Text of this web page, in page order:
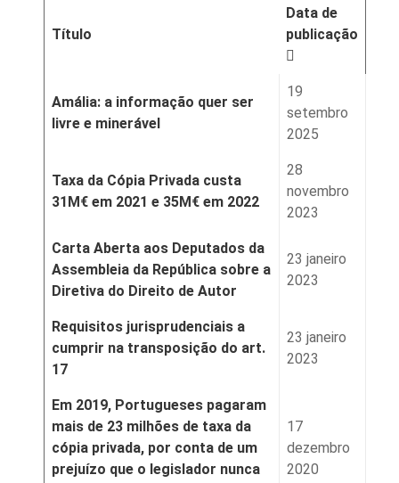
Título
Data de
publicação
Amália: a informação quer ser
livre e minerável
19
setembro
2025
Taxa da Cópia Privada custa
31M€ em 2021 e 35M€ em 2022
28
novembro
2023
Carta Aberta aos Deputados da
Assembleia da República sobre a
Diretiva do Direito de Autor
23 janeiro
2023
Requisitos jurisprudenciais a
cumprir na transposição do art.
17
23 janeiro
2023
Em 2019, Portugueses pagaram
mais de 23 milhões de taxa da
cópia privada, por conta de um
prejuízo que o legislador nunca
17
dezembro
2020